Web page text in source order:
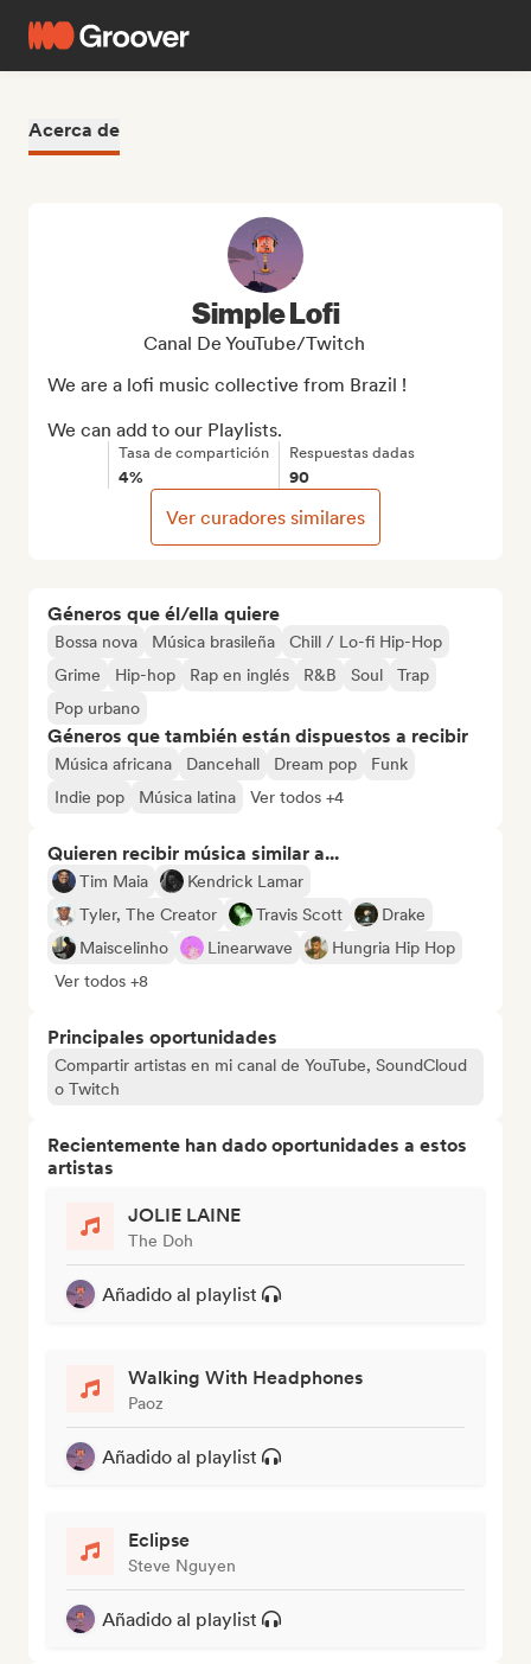
Acerca de
Géneros que él/ella quiere
Bossa nova Música brasileña
Chill / Lo-fi Hip-Hop
Grime
Hip-hop Rap en inglés R&B Soul
Trap
Pop urbano
Géneros que también están dispuestos a recibir
Música africana Dancehall Dream pop
Funk
Indie pop
Música latina Ver todos +4
Quieren recibir música similar a...
Tim Maia
Kendrick Lamar
Tyler, The Creator
Travis Scott
Drake
Maiscelinho
Linearwave
Hungria Hip Hop
Ver todos +8
Principales oportunidades
Compartir artistas en mi canal de YouTube, SoundCloud
o Twitch
Recientemente han dado oportunidades a estos
artistas
JOLIE LAINE
The Doh
Añadido al playlist
Walking With Headphones
Paoz
Añadido al playlist
Eclipse
Steve Nguyen
Añadido al playlist
Simple Lofi
Canal De YouTube/Twitch
We are a lofi music collective from Brazil !
We can add to our Playlists.
Tasa de compartición
4%
Respuestas dadas
90
Ver curadores similares